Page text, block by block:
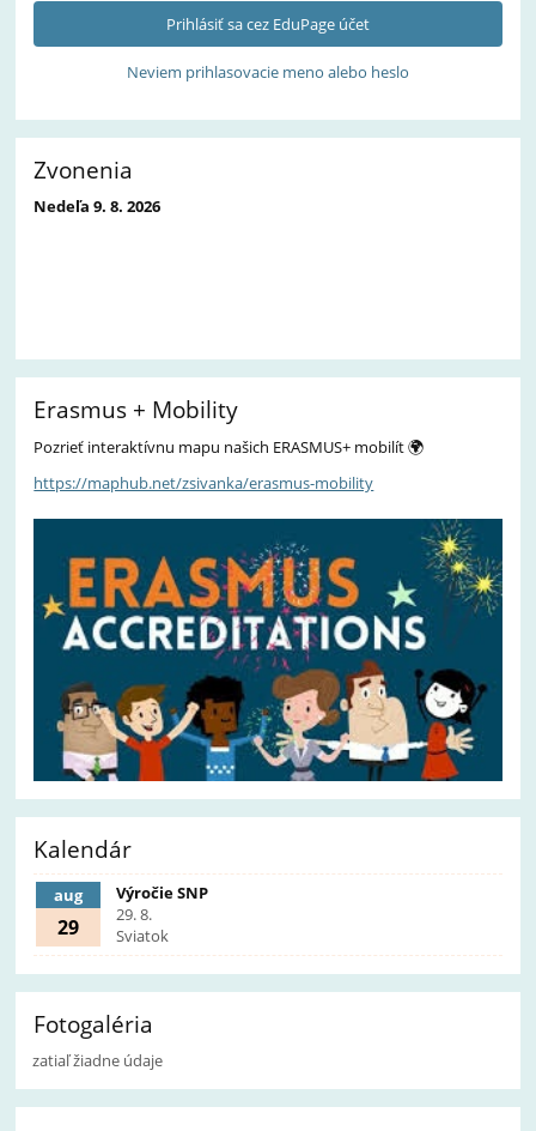
Prihlásiť sa cez EduPage účet
Neviem prihlasovacie meno alebo heslo
Zvonenia
Nedeľa 9. 8. 2026
Erasmus + Mobility
Pozrieť interaktívnu mapu našich ERASMUS+ mobilít 🌍
https://maphub.net/zsivanka/erasmus-mobility
Kalendár
aug
29
Výročie SNP
29. 8.
Sviatok
Fotogaléria
zatiaľ žiadne údaje